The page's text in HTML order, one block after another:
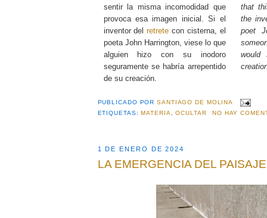
sentir la misma incomodidad que
provoca esa imagen inicial. Si el
inventor delretrete con cisterna, el
poeta John Harrington, viese lo que
alguien hizo con su inodoro
seguramente se habría arrepentido
de su creación.
that
the
poet
would
PUBLICADO PORSANTIAGO DE MOLINA
ETIQUETAS:MATERIA ,OCULTAR NO HAY
1 DE ENERO DE 2024
LA EMERGENCIA DEL PAISAJE